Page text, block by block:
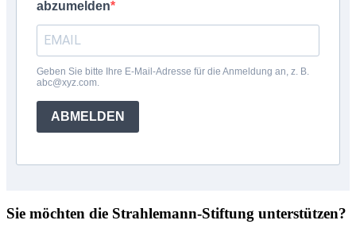
abzumelden
Geben Sie bitte Ihre E-Mail-Adresse für die Anmeldung an, z. B.
abc@xyz.com.
ABMELDEN
Sie möchten die Strahlemann-Stiftung unterstützen?